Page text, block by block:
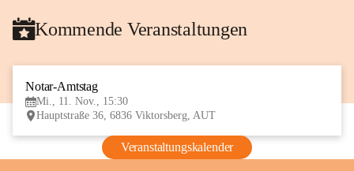
Kommende Veranstaltungen
Notar-Amtstag
Mi., 11. Nov., 15:30
Hauptstraße 36, 6836 Viktorsberg, AUT
Veranstaltungskalender